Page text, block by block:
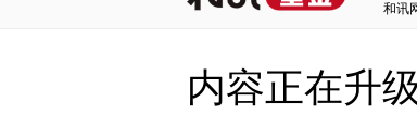
和讯
内容正在升